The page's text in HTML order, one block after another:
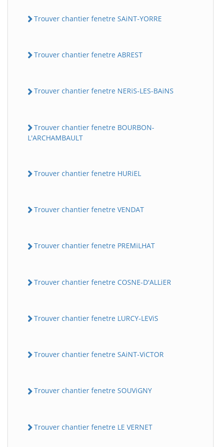
Trouver chantier fenetre SAiNT-YORRE
Trouver chantier fenetre ABREST
Trouver chantier fenetre NERiS-LES-BAiNS
Trouver chantier fenetre BOURBON-
L'ARCHAMBAULT
Trouver chantier fenetre HURiEL
Trouver chantier fenetre VENDAT
Trouver chantier fenetre PREMiLHAT
Trouver chantier fenetre COSNE-D'ALLiER
Trouver chantier fenetre LURCY-LEViS
Trouver chantier fenetre SAiNT-ViCTOR
Trouver chantier fenetre SOUViGNY
Trouver chantier fenetre LE VERNET